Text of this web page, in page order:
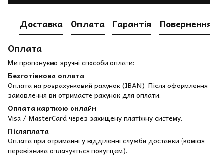
Доставка Оплата Гарантія
Повернення
Оплата
Ми пропонуємо зручні способи оплати:
Безготівкова оплата
Оплата на розрахунковий рахунок (IBAN). Після оформлення
замовлення ви отримаєте рахунок для оплати.
Оплата карткою онлайн
Visa / MasterCard через захищену платіжну систему.
Післяплата
Оплата при отриманні у відділенні служби доставки (комісія
перевізника оплачується покупцем).